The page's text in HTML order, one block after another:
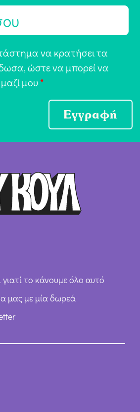
να κρατήσει τα
ώστε να μπορεί να
μου *
Εγγραφή
γιατί το κάνουμε όλο αυτό
μας με μία δωρεά